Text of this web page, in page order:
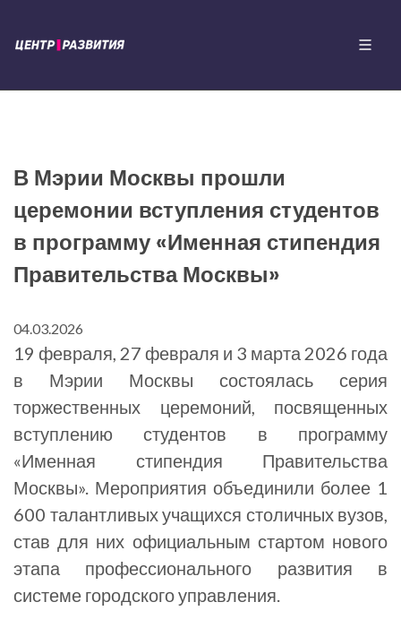
В Мэрии Москвы прошли
церемонии вступления студентов
в программу «Именная стипендия
Правительства Москвы»
04.03.2026
19 февраля, 27 февраля и 3 марта 2026 года
в Мэрии Москвы состоялась серия
торжественных церемоний, посвященных
вступлению студентов в программу
«Именная стипендия Правительства
Москвы». Мероприятия объединили более 1
600 талантливых учащихся столичных вузов,
став для них официальным стартом нового
этапа профессионального развития в
системе городского управления.